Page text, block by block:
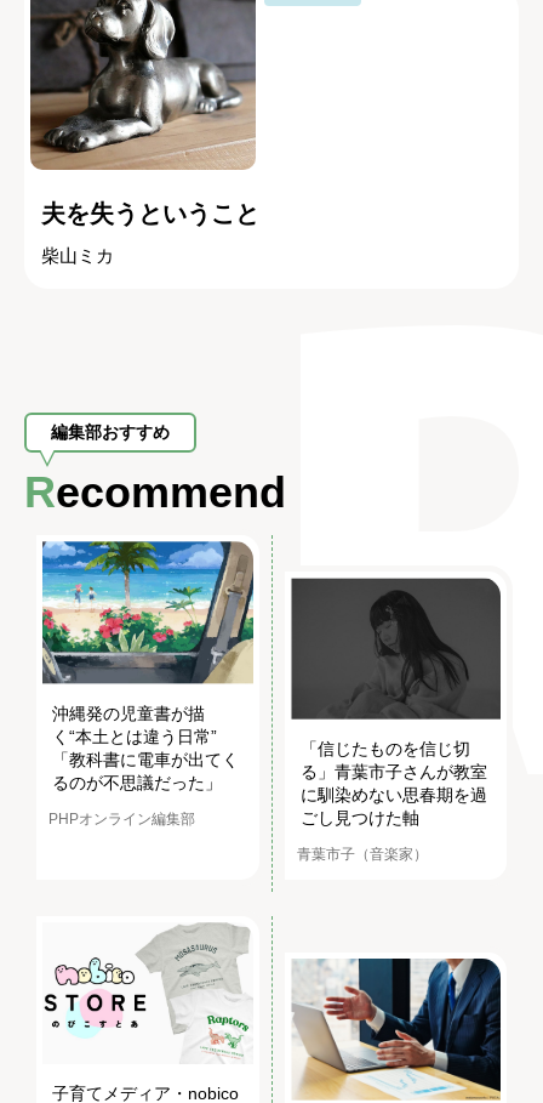
夫を失うということ
柴山ミカ
編集部おすすめ
Recommend
沖縄発の児童書が描
く“本土とは違う日常”
「教科書に電車が出てく
るのが不思議だった」
PHPオンライン編集部
「信じたものを信じ切
る」青葉市子さんが教室
に馴染めない思春期を過
ごし見つけた軸
青葉市子（音楽家）
子育てメディア・nobico